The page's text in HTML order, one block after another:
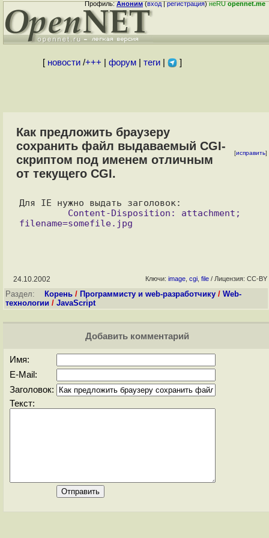
Профиль:Аноним(вход|регистрация)неRUopennet.me
[ новости/+++ форум| теги| ]
Как предложить браузеру
сохранить файл выдаваемый CGI-
скриптом под именем отличным
от текущего CGI.
[исправить]
24.10.2002 Ключи: image cgi file / Лицензия: CC-BY
Раздел: Корень / Программисту и web-разработчику / Web-
технологии / JavaScript
Добавить комментарий
Имя:
E-Mail:
Заголовок:
Текст: